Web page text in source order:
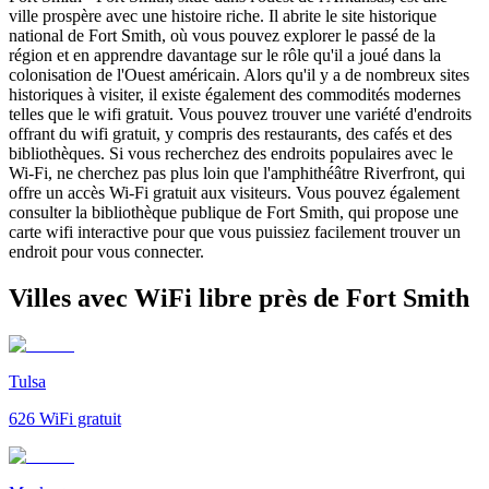
ville prospère avec une histoire riche. Il abrite le site historique
national de Fort Smith, où vous pouvez explorer le passé de la
région et en apprendre davantage sur le rôle qu'il a joué dans la
colonisation de l'Ouest américain. Alors qu'il y a de nombreux sites
historiques à visiter, il existe également des commodités modernes
telles que le wifi gratuit. Vous pouvez trouver une variété d'endroits
offrant du wifi gratuit, y compris des restaurants, des cafés et des
bibliothèques. Si vous recherchez des endroits populaires avec le
Wi-Fi, ne cherchez pas plus loin que l'amphithéâtre Riverfront, qui
offre un accès Wi-Fi gratuit aux visiteurs. Vous pouvez également
consulter la bibliothèque publique de Fort Smith, qui propose une
carte wifi interactive pour que vous puissiez facilement trouver un
endroit pour vous connecter.
Villes avec WiFi libre près de Fort Smith
Tulsa
626 WiFi gratuit